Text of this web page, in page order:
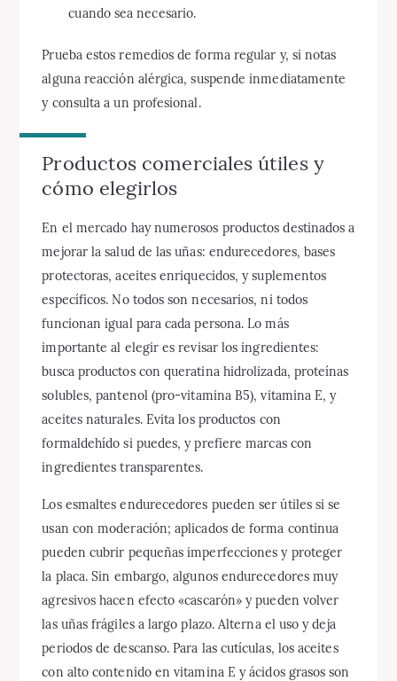
cuando sea necesario.
Prueba estos remedios de forma regular y, si notas
alguna reacción alérgica, suspende inmediatamente
y consulta a un profesional.
Productos comerciales útiles y
cómo elegirlos
En el mercado hay numerosos productos destinados a
mejorar la salud de las uñas: endurecedores, bases
protectoras, aceites enriquecidos, y suplementos
específicos. No todos son necesarios, ni todos
funcionan igual para cada persona. Lo más
importante al elegir es revisar los ingredientes:
busca productos con queratina hidrolizada, proteínas
solubles, pantenol (pro-vitamina B5), vitamina E, y
aceites naturales. Evita los productos con
formaldehído si puedes, y prefiere marcas con
ingredientes transparentes.
Los esmaltes endurecedores pueden ser útiles si se
usan con moderación; aplicados de forma continua
pueden cubrir pequeñas imperfecciones y proteger
la placa. Sin embargo, algunos endurecedores muy
agresivos hacen efecto «cascarón» y pueden volver
las uñas frágiles a largo plazo. Alterna el uso y deja
periodos de descanso. Para las cutículas, los aceites
con alto contenido en vitamina E y ácidos grasos son